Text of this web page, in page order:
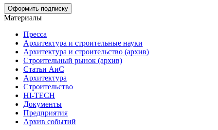
Материалы
Пресса
Архитектура и строительные науки
Архитектура и строительство (архив)
Строительный рынок (архив)
Статьи АиС
Архитектура
Строительство
HI-TECH
Документы
Предприятия
Архив событий